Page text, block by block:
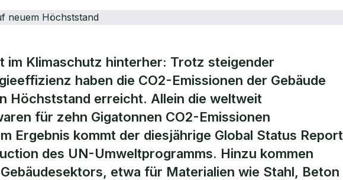
von Gebäuden
Höchststand
im Klimaschutz hinterher: Trotz steigender
haben die CO2-Emissionen der Gebäude
Höchststand erreicht. Allein die weltweit
für zehn Gigatonnen CO2-Emissionen
Ergebnis kommt der diesjährige Global Status Report
des UN-Umweltprogramms. Hinzu kommen
etwa für Materialien wie Stahl, Beton